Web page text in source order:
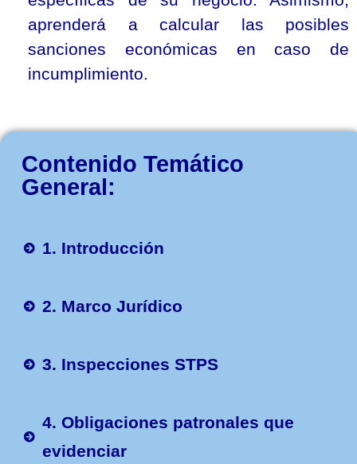
aprenderá a calcular las posibles
sanciones económicas en caso de
incumplimiento.
Contenido Temático
General:
1. Introducción
2. Marco Jurídico
3. Inspecciones STPS
4. Obligaciones patronales que
evidenciar